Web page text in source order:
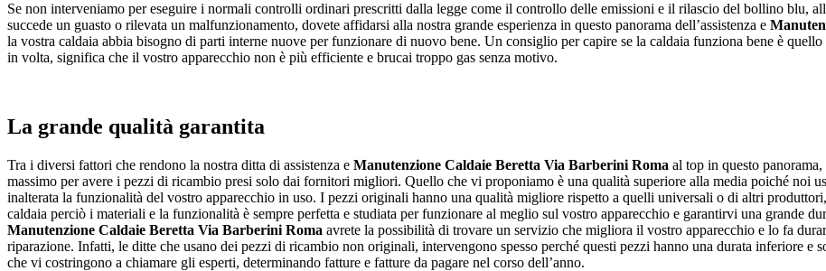
Se non interveniamo per eseguire i normali controlli ordinari prescritti dalla legge come il controllo delle emissioni e il rilascio del bollino blu,
succede un guasto o rilevata un malfunzionamento, dovete affidarsi alla nostra grande esperienza in questo panorama dell’assistenza e
la vostra caldaia abbia bisogno di parti interne nuove per funzionare di nuovo bene. Un consiglio per capire se la caldaia funziona bene è
in volta, significa che il vostro apparecchio non è più efficiente e brucai troppo gas senza motivo.
La grande qualità garantita
Tra i diversi fattori che rendono la nostra ditta di assistenza e Manutenzione Caldaie Beretta Via Barberini Roma al top in questo
massimo per avere i pezzi di ricambio presi solo dai fornitori migliori. Quello che vi proponiamo è una qualità superiore alla media poiché noi
inalterata la funzionalità del vostro apparecchio in uso. I pezzi originali hanno una qualità migliore rispetto a quelli universali o di altri
caldaia perciò i materiali e la funzionalità è sempre perfetta e studiata per funzionare al meglio sul vostro apparecchio e garantirvi una grande
Manutenzione Caldaie Beretta Via Barberini Roma avrete la possibilità di trovare un servizio che migliora il vostro apparecchio e lo fa
riparazione. Infatti, le ditte che usano dei pezzi di ricambio non originali, intervengono spesso perché questi pezzi hanno una durata inferiore e
che vi costringono a chiamare gli esperti, determinando fatture e fatture da pagare nel corso dell’anno.